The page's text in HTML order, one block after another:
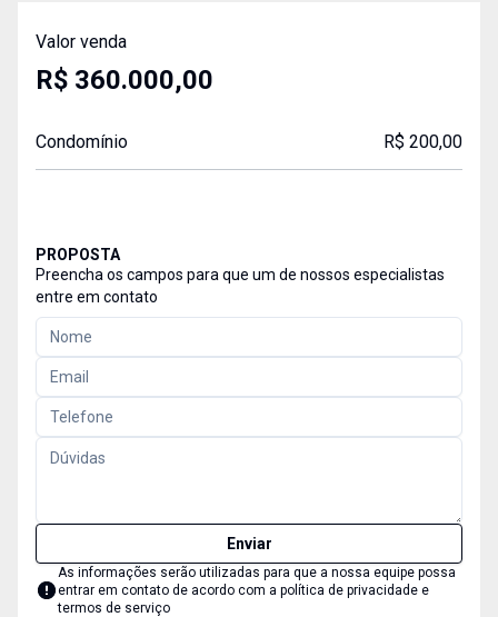
Valor venda
R$ 360.000,00
Condomínio R$ 200,00
PROPOSTA
Preencha os campos para que um de nossos especialistas
entre em contato
Enviar
As informações serão utilizadas para que a nossa equipe possa
entrar em contato de acordo com a política de privacidade e
termos de serviço